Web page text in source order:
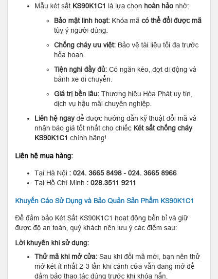
Mẫu két sắt KS90K1C1 là lựa chọn hoàn hảo nhờ:
Bảo mật linh hoạt: Khóa mã có thể đổi được mã
tùy ý người dùng.
Chống cháy ưu việt: Bảo vệ tài liệu tối đa trước
hỏa hoạn.
Tiện nghi đầy đủ: Có ngăn kéo, đợt di động và
bánh xe di chuyển.
Giá trị bền lâu: Thương hiệu Hòa Phát uy tín,
dịch vụ hậu mãi chuyên nghiệp.
Liên hệ ngayđể được hướng dẫn kỹ thuật đổi mã và
nhận báo giá tốt nhất cho chiếc Két sắt chống cháy
KS90K1C1 chính hãng!
Liên hệ mua hàng:
Tại Hà Nội : 024. 3665 8498 - 024. 3665 8966
Tại Hồ Chí Minh : 028.3511 9211
Khuyến Cáo Sử Dụng và Bảo Quản Sản Phẩm KS90K1C1
Để đảm bảo Két Sắt KS90K1C1 hoạt động bền bỉ và giữ
được độ an toàn, quý khách nên lưu ý các điểm sau:
Lời khuyên khi sử dụng:
Thử mã khi mở cửa: Sau khi đổi mã mới, bạn nên thử
mở két ít nhất 2-3 lần khi cánh cửa vẫn đang mở để
đảm bảo thao tác đúng trước khi khóa hẳn.